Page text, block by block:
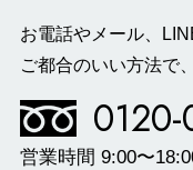
お電話やメール、
ご都合のいい方法で
営業時間 9:00〜